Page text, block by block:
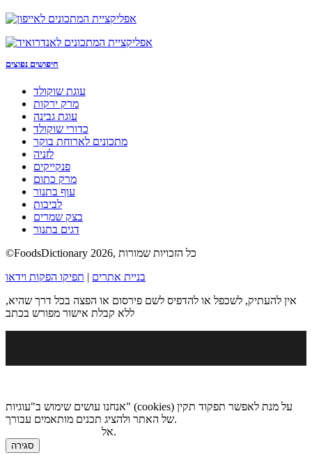
חיפושים נפוצים
עוגת שוקולד
מרק ירקות
עוגת גבינה
כדורי שוקולד
מתכונים לארוחת בוקר
לזניה
פנקייקים
מרק כתום
עוף בתנור
לביבות
בצק שמרים
דגים בתנור
©FoodsDictionary 2026, כל הזכויות שמורות
בניית אתרים | תפיקו הפקות וידאו
אין להעתיק, לשכפל או להדפיס לשם פירסום או הפצה בכל דרך שהיא,
ללא קבלת אישור מפורש בכתב
אנחנו עושים שימוש ב"עוגיות" (cookies) על מנת לאפשר תפקוד תקין
של האתר ולהציג תכנים מותאמים עבורך.
אל.
סגירה